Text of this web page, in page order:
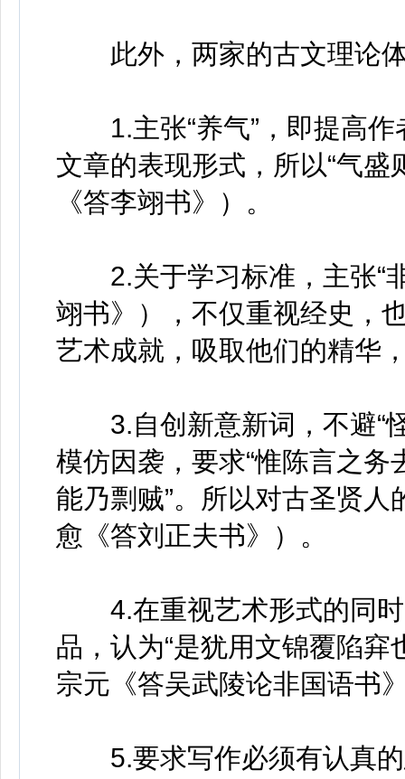
此外，两家的古文理论
1.主张“养气”，即提高作
文章的表现形式，所以“气盛
《答李翊书》）。
2.关于学习标准，主张“非
翊书》），不仅重视经史，
艺术成就，吸取他们的精华
3.自创新意新词，不避“怪
模仿因袭，要求“惟陈言之务
能乃剽贼”。所以对古圣贤人
愈《答刘正夫书》）。
4.在重视艺术形式的同时
品，认为“是犹用文锦覆陷
宗元《答吴武陵论非国语书
5.要求写作必须有认真的